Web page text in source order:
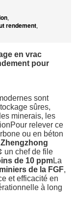
,
rendement,
en vrac
pour
sont
sûres,
minerais, les
relever ce
ou en béton
un chef de file
de 10 ppmLa
de la FGF,
et efficacité en
à long